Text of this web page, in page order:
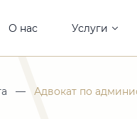
О нас Услуги
— Адвокат по